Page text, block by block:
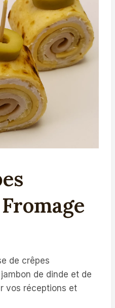
de crêpes
de dinde et de
vos réceptions et